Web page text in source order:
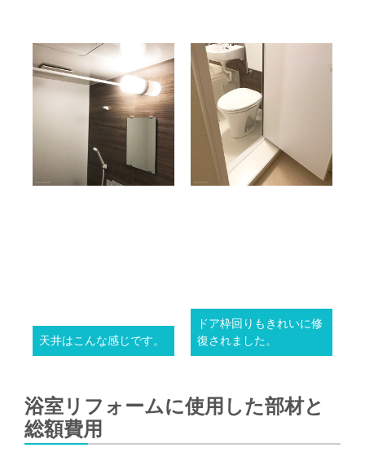
天井はこんな感じです。
ドア枠回りもきれいに修
復されました。
浴室リフォームに使用した部材と
総額費用